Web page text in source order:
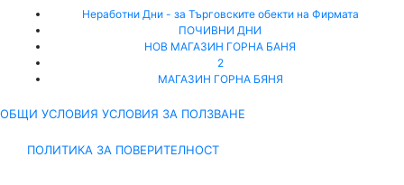
Неработни Дни - за Търговските обекти на Фирмата
ПОЧИВНИ ДНИ
НОВ МАГАЗИН ГОРНА БАНЯ
2
МАГАЗИН ГОРНА БЯНЯ
ОБЩИ УСЛОВИЯ УСЛОВИЯ ЗА ПОЛЗВАНЕ
ПОЛИТИКА ЗА ПОВЕРИТЕЛНОСТ